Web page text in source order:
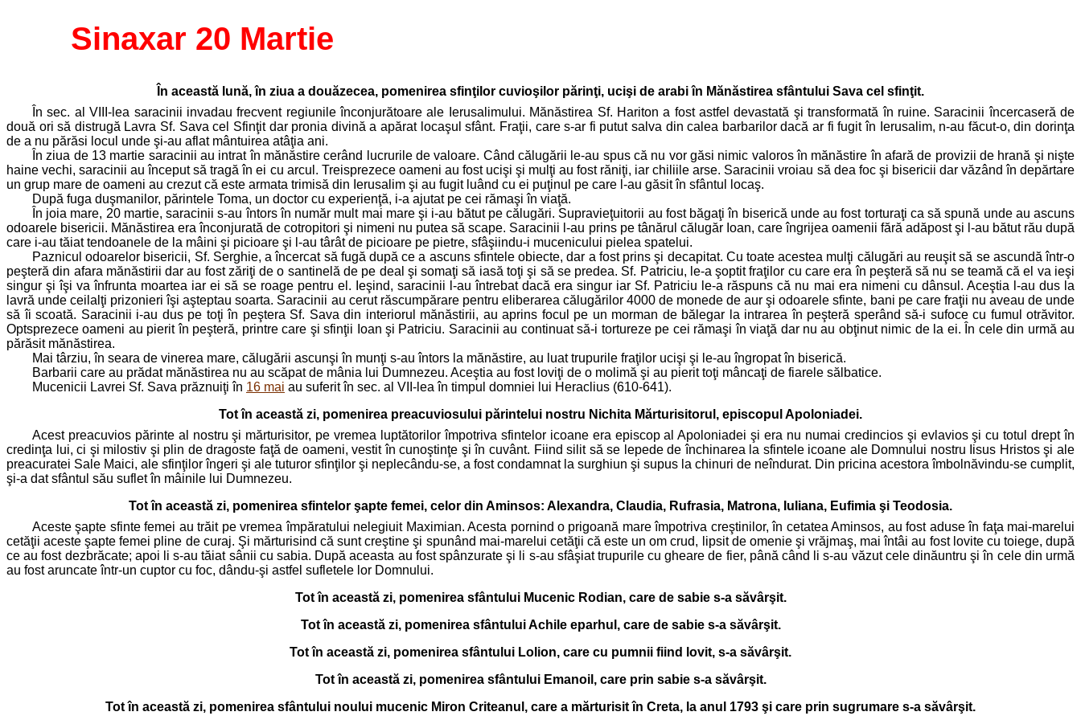
Sinaxar 20 Martie
În această lună, în ziua a douăzecea, pomenirea sfinţilor cuvioşilor părinţi, ucişi de arabi în Mănăstirea sfântului Sava cel sfinţit.
În sec. al VIII-lea saracinii invadau frecvent regiunile înconjurătoare ale Ierusalimului. Mănăstirea Sf. Hariton a fost astfel devastată şi transformată în ruine. Saracinii încercaseră de
două ori să distrugă Lavra Sf. Sava cel Sfinţit dar pronia divină a apărat locaşul sfânt. Fraţii, care s-ar fi putut salva din calea barbarilor dacă ar fi fugit în Ierusalim, n-au făcut-o, din dorinţa
de a nu părăsi locul unde şi-au aflat mântuirea atâţia ani.
În ziua de 13 martie saracinii au intrat în mănăstire cerând lucrurile de valoare. Când călugării le-au spus că nu vor găsi nimic valoros în mănăstire în afară de provizii de hrană şi nişte
haine vechi, saracinii au început să tragă în ei cu arcul. Treisprezece oameni au fost ucişi şi mulţi au fost răniţi, iar chiliile arse. Saracinii vroiau să dea foc şi bisericii dar văzând în depărtare
un grup mare de oameni au crezut că este armata trimisă din Ierusalim şi au fugit luând cu ei puţinul pe care l-au găsit în sfântul locaş.
După fuga duşmanilor, părintele Toma, un doctor cu experienţă, i-a ajutat pe cei rămaşi în viaţă.
În joia mare, 20 martie, saracinii s-au întors în număr mult mai mare şi i-au bătut pe călugări. Supravieţuitorii au fost băgaţi în biserică unde au fost torturaţi ca să spună unde au ascuns
odoarele bisericii. Mănăstirea era înconjurată de cotropitori şi nimeni nu putea să scape. Saracinii l-au prins pe tânărul călugăr Ioan, care îngrijea oamenii fără adăpost şi l-au bătut rău după
care i-au tăiat tendoanele de la mâini şi picioare şi l-au târât de picioare pe pietre, sfâşiindu-i mucenicului pielea spatelui.
Paznicul odoarelor bisericii, Sf. Serghie, a încercat să fugă după ce a ascuns sfintele obiecte, dar a fost prins şi decapitat. Cu toate acestea mulţi călugări au reuşit să se ascundă într-o
peşteră din afara mănăstirii dar au fost zăriţi de o santinelă de pe deal şi somaţi să iasă toţi şi să se predea. Sf. Patriciu, le-a şoptit fraţilor cu care era în peşteră să nu se teamă că el va ieşi
singur şi îşi va înfrunta moartea iar ei să se roage pentru el. Ieşind, saracinii l-au întrebat dacă era singur iar Sf. Patriciu le-a răspuns că nu mai era nimeni cu dânsul. Aceştia l-au dus la
lavră unde ceilalţi prizonieri îşi aşteptau soarta. Saracinii au cerut răscumpărare pentru eliberarea călugărilor 4000 de monede de aur şi odoarele sfinte, bani pe care fraţii nu aveau de unde
să îi scoată. Saracinii i-au dus pe toţi în peştera Sf. Sava din interiorul mănăstirii, au aprins focul pe un morman de bălegar la intrarea în peşteră sperând să-i sufoce cu fumul otrăvitor.
Optsprezece oameni au pierit în peşteră, printre care şi sfinţii Ioan şi Patriciu. Saracinii au continuat să-i tortureze pe cei rămaşi în viaţă dar nu au obţinut nimic de la ei. În cele din urmă au
părăsit mănăstirea.
Mai târziu, în seara de vinerea mare, călugării ascunşi în munţi s-au întors la mănăstire, au luat trupurile fraţilor ucişi şi le-au îngropat în biserică.
Barbarii care au prădat mănăstirea nu au scăpat de mânia lui Dumnezeu. Aceştia au fost loviţi de o molimă şi au pierit toţi mâncaţi de fiarele sălbatice.
Mucenicii Lavrei Sf. Sava prăznuiţi în 16 mai au suferit în sec. al VII-lea în timpul domniei lui Heraclius (610-641).
Tot în această zi, pomenirea preacuviosului părintelui nostru Nichita Mărturisitorul, episcopul Apoloniadei.
Acest preacuvios părinte al nostru şi mărturisitor, pe vremea luptătorilor împotriva sfintelor icoane era episcop al Apoloniadei şi era nu numai credincios şi evlavios şi cu totul drept în
credinţa lui, ci şi milostiv şi plin de dragoste faţă de oameni, vestit în cunoştinţe şi în cuvânt. Fiind silit să se lepede de închinarea la sfintele icoane ale Domnului nostru Iisus Hristos şi ale
preacuratei Sale Maici, ale sfinţilor îngeri şi ale tuturor sfinţilor şi neplecându-se, a fost condamnat la surghiun şi supus la chinuri de neîndurat. Din pricina acestora îmbolnăvindu-se cumplit,
şi-a dat sfântul său suflet în mâinile lui Dumnezeu.
Tot în această zi, pomenirea sfintelor şapte femei, celor din Aminsos: Alexandra, Claudia, Rufrasia, Matrona, Iuliana, Eufimia şi Teodosia.
Aceste şapte sfinte femei au trăit pe vremea împăratului nelegiuit Maximian. Acesta pornind o prigoană mare împotriva creştinilor, în cetatea Aminsos, au fost aduse în faţa mai-marelui
cetăţii aceste şapte femei pline de curaj. Şi mărturisind că sunt creştine şi spunând mai-marelui cetăţii că este un om crud, lipsit de omenie şi vrăjmaş, mai întâi au fost lovite cu toiege, după
ce au fost dezbrăcate; apoi li s-au tăiat sânii cu sabia. După aceasta au fost spânzurate şi li s-au sfâşiat trupurile cu gheare de fier, până când li s-au văzut cele dinăuntru şi în cele din urmă
au fost aruncate într-un cuptor cu foc, dându-şi astfel sufletele lor Domnului.
Tot în această zi, pomenirea sfântului Mucenic Rodian, care de sabie s-a săvârşit.
Tot în această zi, pomenirea sfântului Achile eparhul, care de sabie s-a săvârşit.
Tot în această zi, pomenirea sfântului Lolion, care cu pumnii fiind lovit, s-a săvârşit.
Tot în această zi, pomenirea sfântului Emanoil, care prin sabie s-a săvârşit.
Tot în această zi, pomenirea sfântului noului mucenic Miron Criteanul, care a mărturisit în Creta, la anul 1793 şi care prin sugrumare s-a săvârşit.